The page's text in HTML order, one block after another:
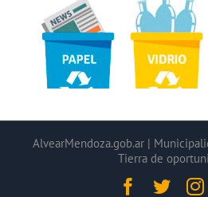
AlvearMendoza.gob.ar |
Tierra de
Facebook